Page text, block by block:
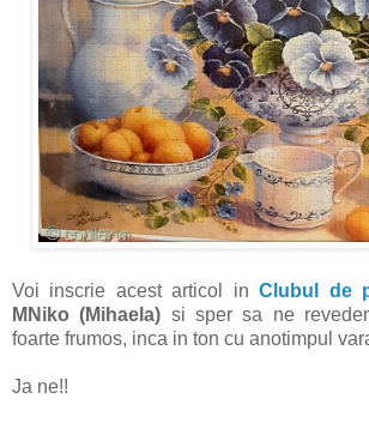
Voi inscrie acest articol inClubul de
MNiko (Mihaela) si sper sa ne
foarte frumos, inca in ton cu anotimpul
Ja ne!!